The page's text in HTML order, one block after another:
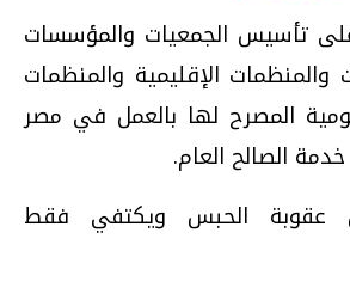
تأسيس الجمعيات والمؤسسات
والمنظمات الإقليمية والمنظمات
المصرح لها بالعمل في مصر
الصالح العام.
عقوبة الحبس ويكتفي فقط